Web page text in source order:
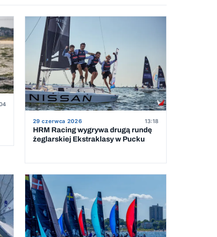
29 czerwca 2026 13:18
HRM Racing wygrywa drugą rundę
żeglarskiej Ekstraklasy w Pucku